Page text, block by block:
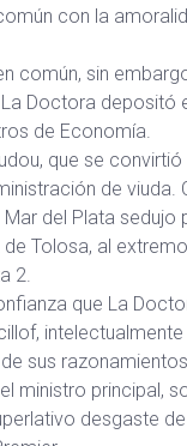
con la
común, sin
Doctora depositó
de Economía.
que se convirtió
de viuda.
Mar del Plata sedujo
Tolosa, al
2.
que La
sus
ministro principal,
desgaste